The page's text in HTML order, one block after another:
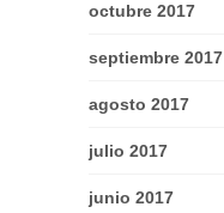
octubre 2017
septiembre 2017
agosto 2017
julio 2017
junio 2017